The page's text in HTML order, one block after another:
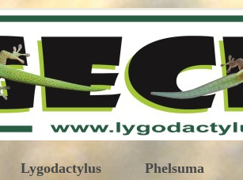
Lygodactylus Phelsuma